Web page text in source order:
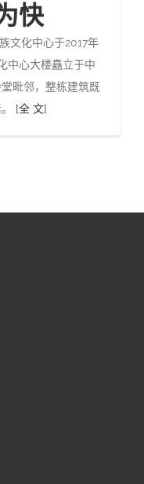
快
文化中心于2017年
中心大楼矗立于中
毗邻，整栋建筑既
[全 文]